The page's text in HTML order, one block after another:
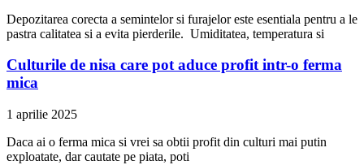
Depozitarea corecta a semintelor si furajelor este esentiala pentru a le
pastra calitatea si a evita pierderile. Umiditatea, temperatura si
Culturile de nisa care pot aduce profit intr-o ferma
mica
1 aprilie 2025
Daca ai o ferma mica si vrei sa obtii profit din culturi mai putin
exploatate, dar cautate pe piata, poti